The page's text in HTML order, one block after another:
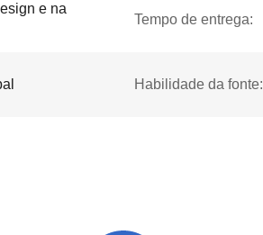
e na
Tempo de entrega:
Habilidade da fonte: